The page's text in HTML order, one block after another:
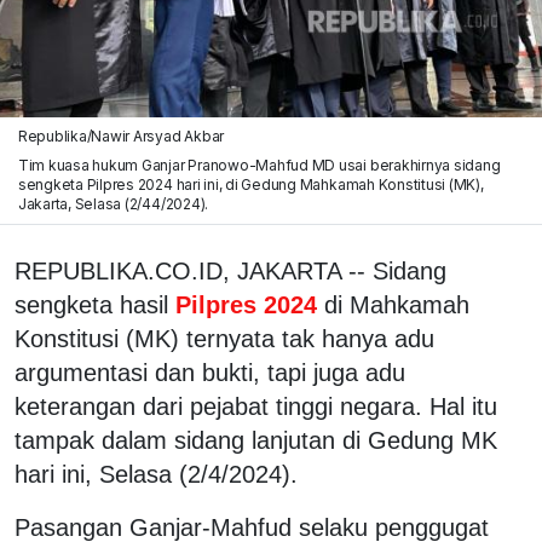
Republika/Nawir Arsyad Akbar
Tim kuasa hukum Ganjar Pranowo-Mahfud MD usai berakhirnya sidang
sengketa Pilpres 2024 hari ini, di Gedung Mahkamah Konstitusi (MK),
Jakarta, Selasa (2/44/2024).
REPUBLIKA.CO.ID, JAKARTA -- Sidang
sengketa hasil Pilpres 2024 di Mahkamah
Konstitusi (MK) ternyata tak hanya adu
argumentasi dan bukti, tapi juga adu
keterangan dari pejabat tinggi negara. Hal itu
tampak dalam sidang lanjutan di Gedung MK
hari ini, Selasa (2/4/2024).
Pasangan Ganjar-Mahfud selaku penggugat